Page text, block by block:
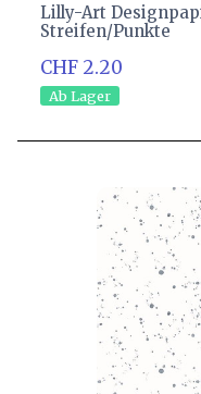
Lilly-Art
Streifen/Punkte
CHF 2.20
Ab Lager